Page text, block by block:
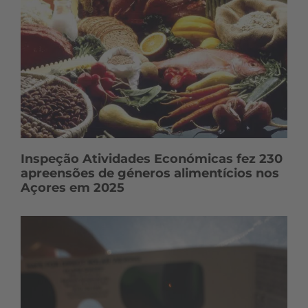
d
o
Inspeção Atividades Económicas fez 230
apreensões de géneros alimentícios nos
Açores em 2025